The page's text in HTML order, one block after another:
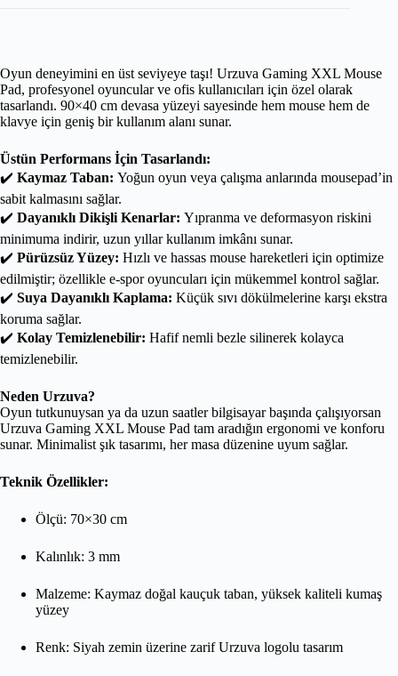
Oyun deneyimini en üst seviyeye taşı! Urzuva Gaming XXL Mouse
Pad, profesyonel oyuncular ve ofis kullanıcıları için özel olarak
tasarlandı. 90×40 cm devasa yüzeyi sayesinde hem mouse hem de
klavye için geniş bir kullanım alanı sunar.
Üstün Performans İçin Tasarlandı:
✔️ Kaymaz Taban: Yoğun oyun veya çalışma anlarında mousepad’in
sabit kalmasını sağlar.
✔️ Dayanıklı Dikişli Kenarlar: Yıpranma ve deformasyon riskini
minimuma indirir, uzun yıllar kullanım imkânı sunar.
✔️ Pürüzsüz Yüzey: Hızlı ve hassas mouse hareketleri için optimize
edilmiştir; özellikle e-spor oyuncuları için mükemmel kontrol sağlar.
✔️ Suya Dayanıklı Kaplama: Küçük sıvı dökülmelerine karşı ekstra
koruma sağlar.
✔️ Kolay Temizlenebilir: Hafif nemli bezle silinerek kolayca
temizlenebilir.
Neden Urzuva?
Oyun tutkunuysan ya da uzun saatler bilgisayar başında çalışıyorsan
Urzuva Gaming XXL Mouse Pad tam aradığın ergonomi ve konforu
sunar. Minimalist şık tasarımı, her masa düzenine uyum sağlar.
Teknik Özellikler:
Ölçü: 70×30 cm
Kalınlık: 3 mm
Malzeme: Kaymaz doğal kauçuk taban, yüksek kaliteli kumaş
yüzey
Renk: Siyah zemin üzerine zarif Urzuva logolu tasarım